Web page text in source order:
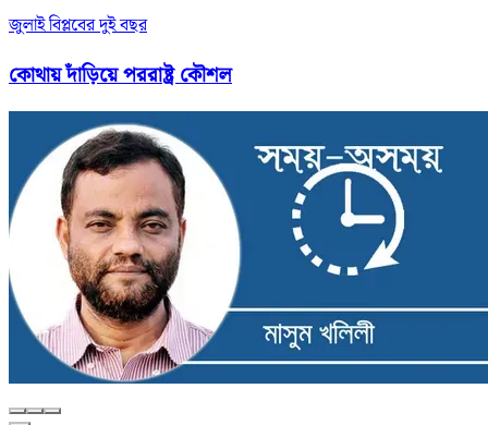
জুলাই বিপ্লবের দুই বছর
কোথায় দাঁড়িয়ে পররাষ্ট্র কৌশল